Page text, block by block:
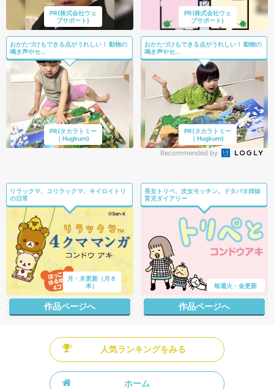
PR(株式会社ウェ
ブサポート)
PR(株式会社ウェ
ブサポート)
おかたづけもできる点がうれしい！ 動物の
鳴き声やセ...
PR(タカラトミー
｜Hugkum)
おかたづけもできる点がうれしい！ 動物の
鳴き声やセ...
PR(タカラトミー
｜Hugkum)
Recommended by
リラックマ、コリラックマ、キイロイトリ
の日常
月・木更新（月８
本）
作品ページへ
長女トリペ、次女モッチン。ドタバタ姉妹
育児ダイアリー
毎週火・金更新
作品ページへ
人気ランキングをみる
ホーム